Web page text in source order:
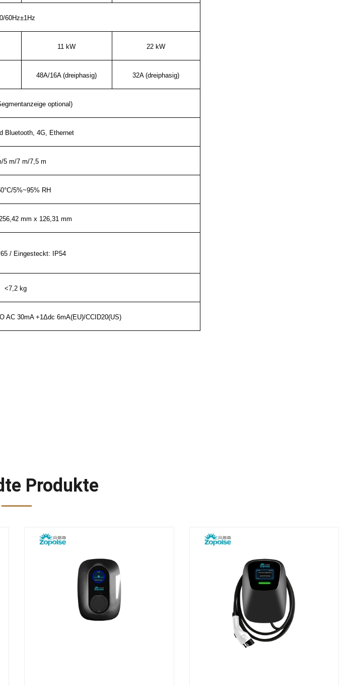
60Hz±1Hz
11 kW 22 kW
48A/16A (dreiphasig) 32A (dreiphasig)
optional)
Bluetooth, 4G, Ethernet
5 m/7 m/7,5 m
5%~95% RH
mm x 126,31 mm
/ Eingesteckt: IP54
<7,2 kg
AC 30mA +1Δdc 6mA(EU)/CCID20(US)
Produkte